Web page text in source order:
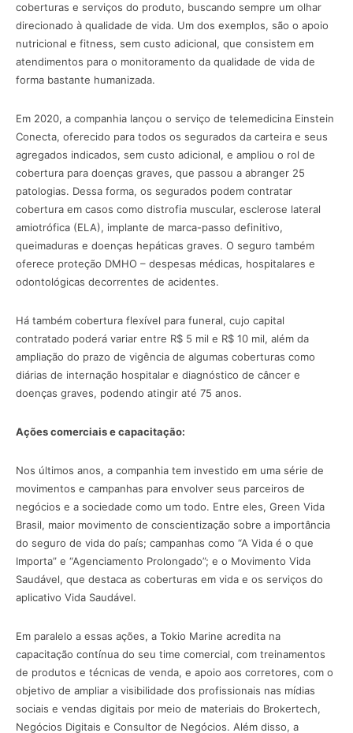
coberturas e serviços do produto, buscando sempre um olhar
direcionado à qualidade de vida. Um dos exemplos, são o apoio
nutricional e fitness, sem custo adicional, que consistem em
atendimentos para o monitoramento da qualidade de vida de
forma bastante humanizada.
Em 2020, a companhia lançou o serviço de telemedicina Einstein
Conecta, oferecido para todos os segurados da carteira e seus
agregados indicados, sem custo adicional, e ampliou o rol de
cobertura para doenças graves, que passou a abranger 25
patologias. Dessa forma, os segurados podem contratar
cobertura em casos como distrofia muscular, esclerose lateral
amiotrófica (ELA), implante de marca-passo definitivo,
queimaduras e doenças hepáticas graves. O seguro também
oferece proteção DMHO – despesas médicas, hospitalares e
odontológicas decorrentes de acidentes.
Há também cobertura flexível para funeral, cujo capital
contratado poderá variar entre R$ 5 mil e R$ 10 mil, além da
ampliação do prazo de vigência de algumas coberturas como
diárias de internação hospitalar e diagnóstico de câncer e
doenças graves, podendo atingir até 75 anos.
Ações comerciais e capacitação:
Nos últimos anos, a companhia tem investido em uma série de
movimentos e campanhas para envolver seus parceiros de
negócios e a sociedade como um todo. Entre eles, Green Vida
Brasil, maior movimento de conscientização sobre a importância
do seguro de vida do país; campanhas como “A Vida é o que
Importa” e “Agenciamento Prolongado”; e o Movimento Vida
Saudável, que destaca as coberturas em vida e os serviços do
aplicativo Vida Saudável.
Em paralelo a essas ações, a Tokio Marine acredita na
capacitação contínua do seu time comercial, com treinamentos
de produtos e técnicas de venda, e apoio aos corretores, com o
objetivo de ampliar a visibilidade dos profissionais nas mídias
sociais e vendas digitais por meio de materiais do Brokertech,
Negócios Digitais e Consultor de Negócios. Além disso, a